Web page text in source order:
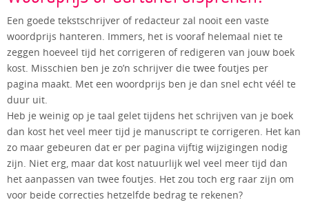
Een goede tekstschrijver of redacteur zal nooit een vaste
woordprijs hanteren. Immers, het is vooraf helemaal niet te
zeggen hoeveel tijd het corrigeren of redigeren van jouw boek
kost. Misschien ben je zo’n schrijver die twee foutjes per
pagina maakt. Met een woordprijs ben je dan snel echt véél te
duur uit.
Heb je weinig op je taal gelet tijdens het schrijven van je boek
dan kost het veel meer tijd je manuscript te corrigeren. Het kan
zo maar gebeuren dat er per pagina vijftig wijzigingen nodig
zijn. Niet erg, maar dat kost natuurlijk wel veel meer tijd dan
het aanpassen van twee foutjes. Het zou toch erg raar zijn om
voor beide correcties hetzelfde bedrag te rekenen?